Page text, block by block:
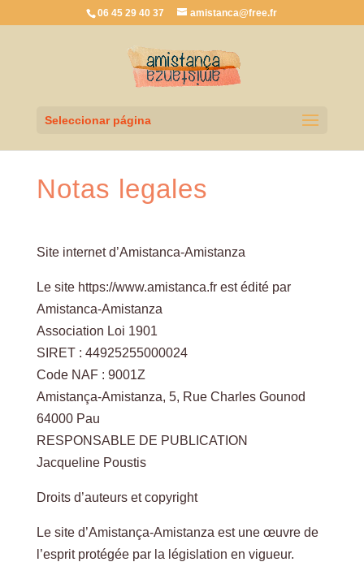
06 45 29 40 37 amistanca@free.fr
Seleccionar página
Notas legales
Site internet d’Amistanca-Amistanza
Le site https://www.amistanca.fr est édité par
Amistanca-Amistanza
Association Loi 1901
SIRET : 44925255000024
Code NAF : 9001Z
Amistança-Amistanza, 5, Rue Charles Gounod
64000 Pau
RESPONSABLE DE PUBLICATION
Jacqueline Poustis
Droits d’auteurs et copyright
Le site d’Amistança-Amistanza est une œuvre de
l’esprit protégée par la législation en vigueur.